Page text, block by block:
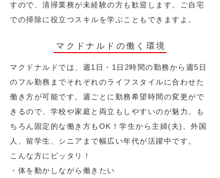
すので、清掃業務が未経験の方も歓迎します。ご自宅
での掃除に役立つスキルを学ぶこともできますよ。
マクドナルドの働く環境
マクドナルドでは、週1日・1日2時間の勤務から週5日
のフル勤務までそれぞれのライフスタイルに合わせた
働き方が可能です。週ごとに勤務希望時間の変更がで
きるので、学校や家庭と両立もしやすいのが魅力。も
ちろん固定的な働き方もOK！学生から主婦(夫)、外国
人、留学生、シニアまで幅広い年代が活躍中です。
こんな方にピッタリ！
・体を動かしながら働きたい